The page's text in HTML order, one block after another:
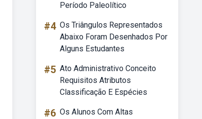
Período Paleolítico
#4 Os Triângulos Representados
Abaixo Foram Desenhados Por
Alguns Estudantes
#5 Ato Administrativo Conceito
Requisitos Atributos
Classificação E Espécies
#6 Os Alunos Com Altas